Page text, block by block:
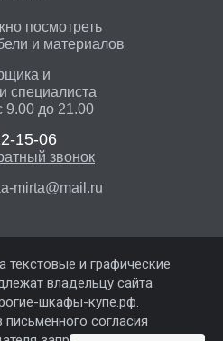
посмотреть
и материалов
и
специалиста
9.00 до 21.00
15-06
звонок
mirta@mail.ru
текстовые и графические
владельцу сайта
шкафы-купе.рф.
согласия